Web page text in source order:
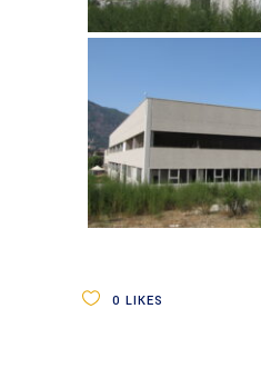
0 LIKES